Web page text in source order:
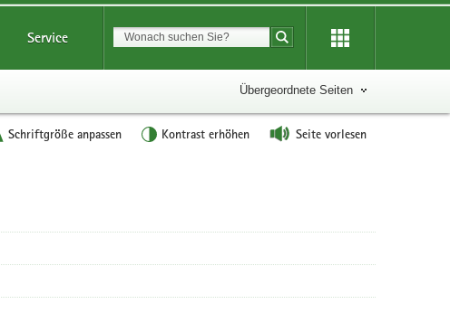
Service Suchbegriff
Suche starten
Übergeordnete Seiten
Schriftgröße anpassen Kontrast erhöhen Seite vorlesen